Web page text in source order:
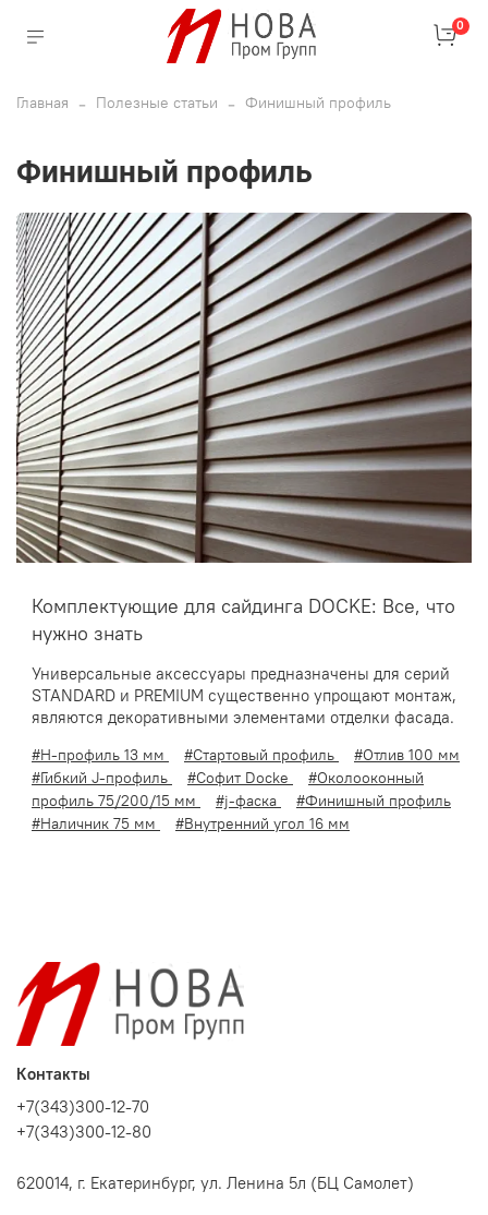
0
Главная Полезные статьи Финишный профиль
Финишный профиль
Комплектующие для сайдинга DOCKE: Все, что
нужно знать
Универсальные аксессуары предназначены для серий
STANDARD и PREMIUM существенно упрощают монтаж,
являются декоративными элементами отделки фасада.
#H-профиль 13 мм #Стартовый профиль
#Отлив 100 мм
#Гибкий J-профиль
#Софит Docke
#Околооконный
профиль 75/200/15 мм
#j-фаска
#Финишный профиль
#Наличник 75 мм
#Внутренний угол 16 мм
Контакты
+7(343)300-12-70
+7(343)300-12-80
620014, г. Екатеринбург, ул. Ленина 5л (БЦ Самолет)